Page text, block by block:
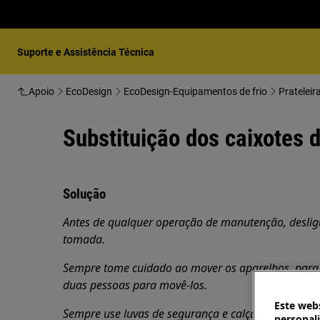
Suporte e Assistência Técnica
Apoio EcoDesign EcoDesign-Equipamentos de frio
Substituição dos caixotes
Solução
Antes de qualquer operação de manutenção,
tomada.
Sempre tome cuidado ao mover os aparelhos,
duas pessoas para movê-los.
Sempre use luvas de segurança e calçados
Este